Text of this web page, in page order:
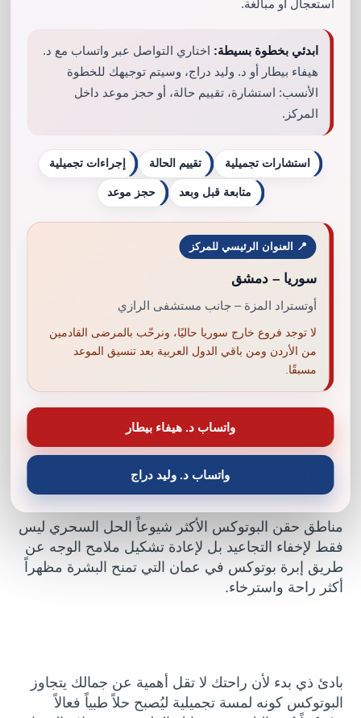
ومن زاوية أخرى في مركز الدراج للتجميل والجراحة
التجميلية في الأردن- عمان يوجد طاقم طبي كامل يعمل
تحت قيادة الدكتور الدراج دراج لتوفير الرعاية الفائقة
لجميع المرضى مع المتابعة الدقيقة بعد إنهاء الإجراء
التجميلي،
استخدامات البوتوكس التجميلية والجراحية مزيجاً
متكاملاً بين الخبرة الطبية واللمسة الفنية مع الدكتور
وليد دراج مراتك ستشكرك! تخلصي من خطوط الزمن
بلمسة تجميلية | مركز الدراج للتجميل والجراحة
التجميلية في الأردن-عمان | العنوان: الأردن – عمان –
قد يهمك:
مناطق حقن البوتوكس الأكثر شيوعاً
مناطق حقن البوتوكس الأكثر شيوعاً الحل السحري ليس
فقط لإخفاء التجاعيد بل لإعادة تشكيل ملامح الوجه عن
طريق إبرة بوتوكس في عمان التي تمنح البشرة مظهراً
أكثر راحة واسترخاء.
بادئ ذي بدء لأن راحتك لا تقل أهمية عن جمالك يتجاوز
البوتوكس كونه لمسة تجميلية ليُصبح حلاً طبياً فعالاً
استعجال أو مبالغة.
ابدئي بخطوة بسيطة: اختاري التواصل عبر واتساب مع د.
هيفاء بيطار أو د. وليد دراج، وسيتم توجيهك للخطوة
الأنسب: استشارة، تقييم حالة، أو حجز موعد داخل
المركز.
استشارات تجميلية تقييم الحالة إجراءات تجميلية
متابعة قبل وبعد حجز موعد
📍 العنوان الرئيسي للمركز
سوريا – دمشق
أوتستراد المزة – جانب مستشفى الرازي
لا توجد فروع خارج سوريا حاليًا، ونرحّب بالمرضى القادمين
من الأردن ومن باقي الدول العربية بعد تنسيق الموعد
مسبقًا.
واتساب د. هيفاء بيطار
واتساب د. وليد دراج